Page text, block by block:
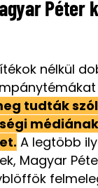
nélkül
tudták
A legtöbb
Magyar